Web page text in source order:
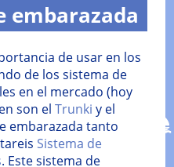
embarazada
de usar en los
de los sistema de
en el mercado (hoy
son el Trunki y el
embarazada tanto
Sistema de
. Este sistema de